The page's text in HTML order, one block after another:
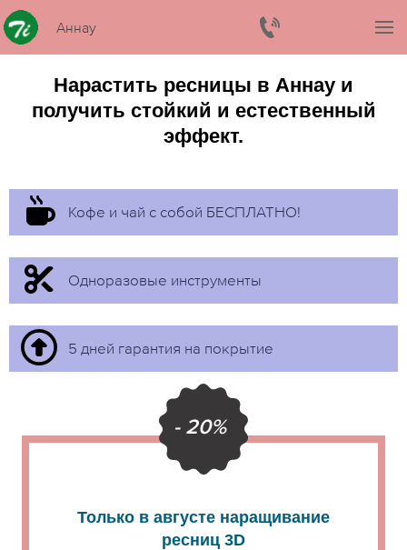
Аннау
Нарастить ресницы в Аннау и
получить стойкий и естественный
эффект.
Кофе и чай с собой БЕСПЛАТНО!
Одноразовые инструменты
5 дней гарантия на покрытие
- 20%
Только в августе наращивание
ресниц 3D